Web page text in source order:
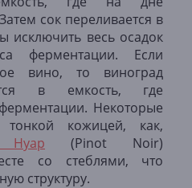
сок переливается в
исключить весь осадок
ферментации. Если
вино, то виноград
в емкость, где
Некоторые
кожицей, как,
(Pinot Noir)
со стеблями, что
структуру.